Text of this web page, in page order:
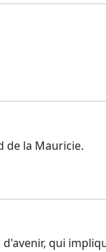
de la Mauricie.
qui